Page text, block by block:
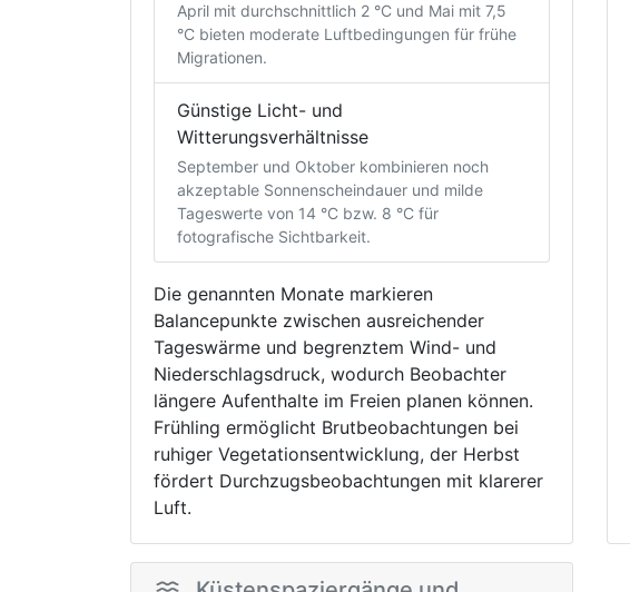
April mit durchschnittlich 2 °C und Mai mit 7,5
°C bieten moderate Luftbedingungen für frühe
Migrationen.
Günstige Licht- und
Witterungsverhältnisse
September und Oktober kombinieren noch
akzeptable Sonnenscheindauer und milde
Tageswerte von 14 °C bzw. 8 °C für
fotografische Sichtbarkeit.
Die genannten Monate markieren
Balancepunkte zwischen ausreichender
Tageswärme und begrenztem Wind- und
Niederschlagsdruck, wodurch Beobachter
längere Aufenthalte im Freien planen können.
Frühling ermöglicht Brutbeobachtungen bei
ruhiger Vegetationsentwicklung, der Herbst
fördert Durchzugsbeobachtungen mit klarerer
Luft.